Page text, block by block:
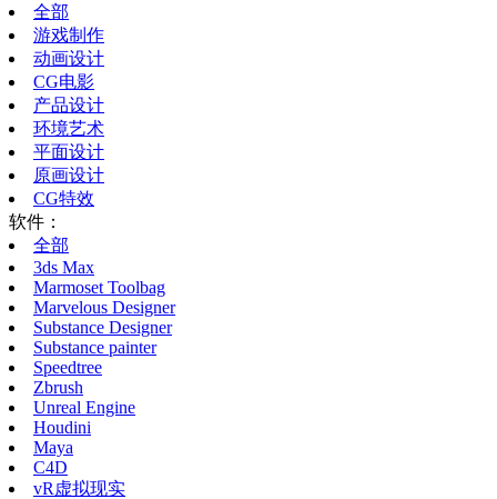
全部
游戏制作
动画设计
CG电影
产品设计
环境艺术
平面设计
原画设计
CG特效
软件：
全部
3ds Max
Marmoset Toolbag
Marvelous Designer
Substance Designer
Substance painter
Speedtree
Zbrush
Unreal Engine
Houdini
Maya
C4D
vR虚拟现实